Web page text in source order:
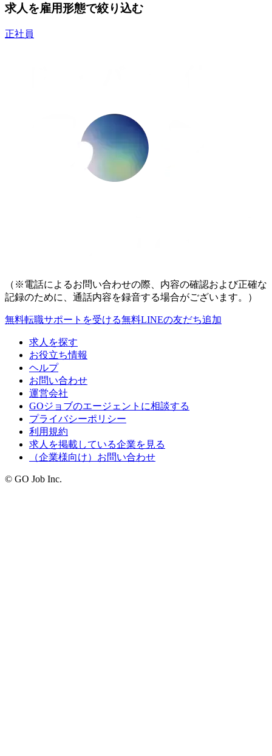
求人を雇用形態で絞り込む
正社員
（※電話によるお問い合わせの際、内容の確認および正確な
記録のために、通話内容を録音する場合がございます。）
無料転職サポートを受ける無料LINEの友だち追加
求人を探す
お役立ち情報
ヘルプ
お問い合わせ
運営会社
GOジョブのエージェントに相談する
プライバシーポリシー
利用規約
求人を掲載している企業を見る
（企業様向け）お問い合わせ
© GO Job Inc.